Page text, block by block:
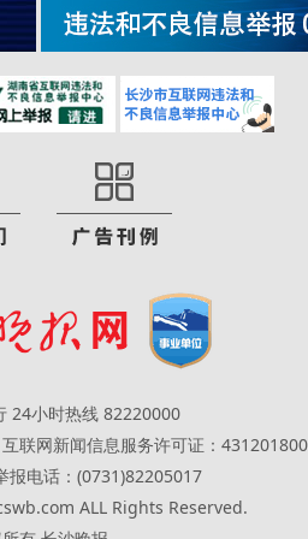
24小时热线 82220000
互联网新闻信息服务许可证：
报电话：(0731)82205017
ALL Rights Reserved.